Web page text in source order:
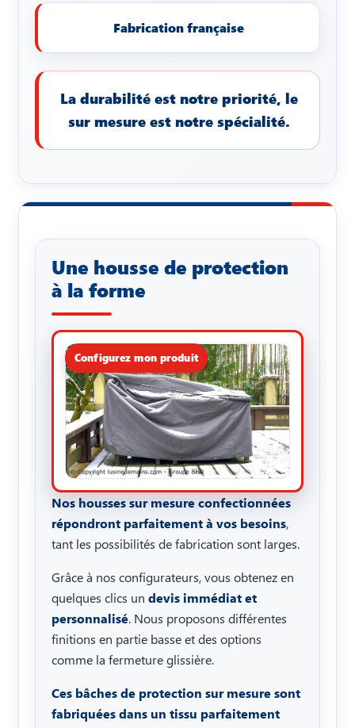
Fabrication française
La durabilité est notre priorité, le
sur mesure est notre spécialité.
Une housse de protection
à la forme
Nos housses sur mesure confectionnées
répondront parfaitement à vos besoins,
tant les possibilités de fabrication sont larges.
Grâce à nos configurateurs, vous obtenez en
quelques clics un devis immédiat et
personnalisé. Nous proposons différentes
finitions en partie basse et des options
comme la fermeture glissière.
Ces bâches de protection sur mesure sont
fabriquées dans un tissu parfaitement